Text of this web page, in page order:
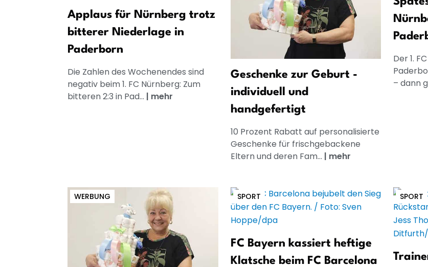
Applaus für Nürnberg trotz
bitterer Niederlage in
Paderborn
Die Zahlen des Wochenendes sind
negativ beim 1. FC Nürnberg: Zum
bitteren 2:3 in Pad... | mehr
Geschenke zur Geburt -
individuell und
handgefertigt
10 Prozent Rabatt auf personalisierte
Geschenke für frischgebackene
Eltern und deren Fam... | mehr
Der 1.
– dann
WERBUNG SPORT
FC Bayern kassiert heftige
Klatsche beim FC Barcelona
SPORT